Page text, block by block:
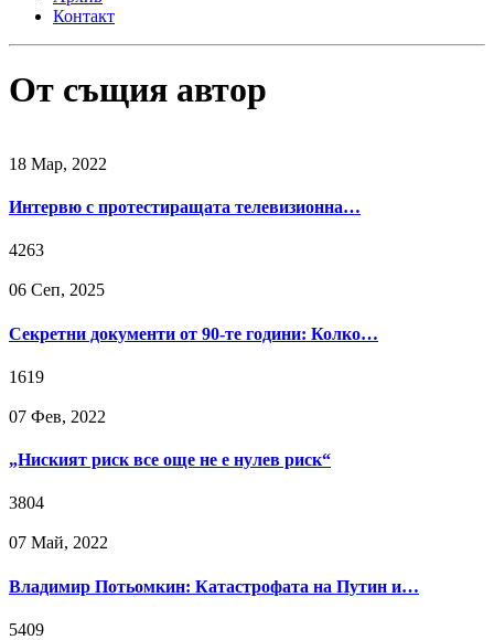
Контакт
От същия автор
18 Мар, 2022
Интервю с протестиращата телевизионна…
4263
06 Сeп, 2025
Секретни документи от 90-те години: Колко…
1619
07 Фев, 2022
„Ниският риск все още не е нулев риск“
3804
07 Май, 2022
Владимир Потьомкин: Катастрофата на Путин и…
5409